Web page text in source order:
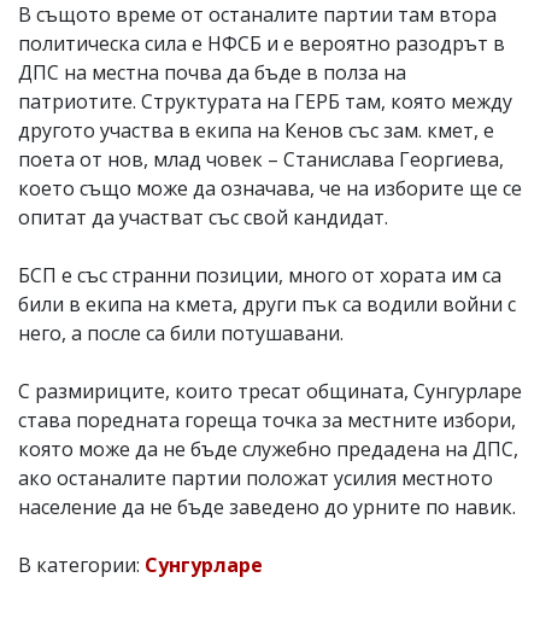
В същото време от останалите партии там втора
политическа сила е НФСБ и е вероятно разодрът в
ДПС на местна почва да бъде в полза на
патриотите. Структурата на ГЕРБ там, която между
другото участва в екипа на Кенов със зам. кмет, е
поета от нов, млад човек – Станислава Георгиева,
което също може да означава, че на изборите ще се
опитат да участват със свой кандидат.
БСП е със странни позиции, много от хората им са
били в екипа на кмета, други пък са водили войни с
него, а после са били потушавани.
С размириците, които тресат общината, Сунгурларе
става поредната гореща точка за местните избори,
която може да не бъде служебно предадена на ДПС,
ако останалите партии положат усилия местното
население да не бъде заведено до урните по навик.
В категории: Сунгурларе